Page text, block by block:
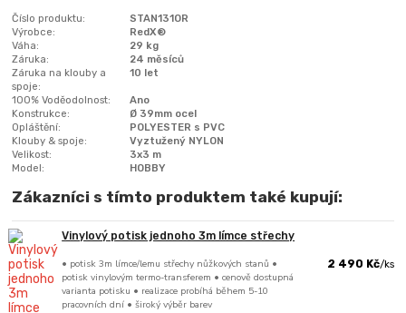
Číslo produktu:
STAN131OR
Výrobce:
RedX®
Váha:
29 kg
Záruka:
24 měsíců
Záruka na klouby a
spoje:
10 let
100% Voděodolnost:
Ano
Konstrukce:
Ø 39mm ocel
Opláštění:
POLYESTER s PVC
Klouby & spoje:
Vyztužený NYLON
Velikost:
3x3 m
Model:
HOBBY
Zákazníci s tímto produktem také kupují:
Vinylový potisk jednoho 3m límce střechy
• potisk 3m límce/lemu střechy nůžkových stanů •
potisk vinylovým termo-transferem • cenově dostupná
varianta potisku • realizace probíhá během 5-10
pracovních dní • široký výběr barev
2 490 Kč/ks